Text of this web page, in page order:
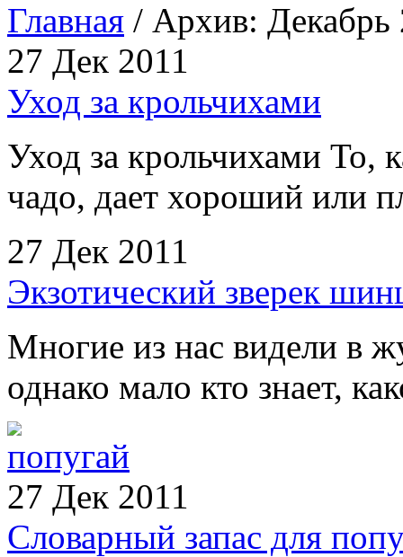
Главная / Архив: Декабрь
27 Дек 2011
Уход за крольчихами
Уход за крольчихами То,
чадо, дает хороший или
27 Дек 2011
Экзотический зверек
Многие из нас видели в
однако мало кто знает,
27 Дек 2011
Словарный запас для